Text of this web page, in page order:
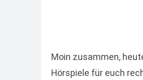
Moin zusammen,
Hörspiele für euch